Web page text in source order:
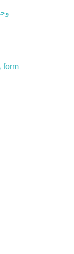
وحدة تحكم حماية المحرك من سلسلة form